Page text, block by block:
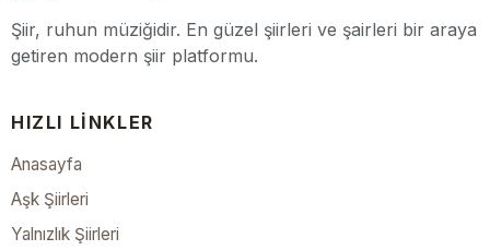
Şiir, ruhun müziğidir. En güzel şiirleri ve şairleri bir araya
getiren modern şiir platformu.
HIZLI LINKLER
Anasayfa
Aşk Şiirleri
Yalnızlık Şiirleri